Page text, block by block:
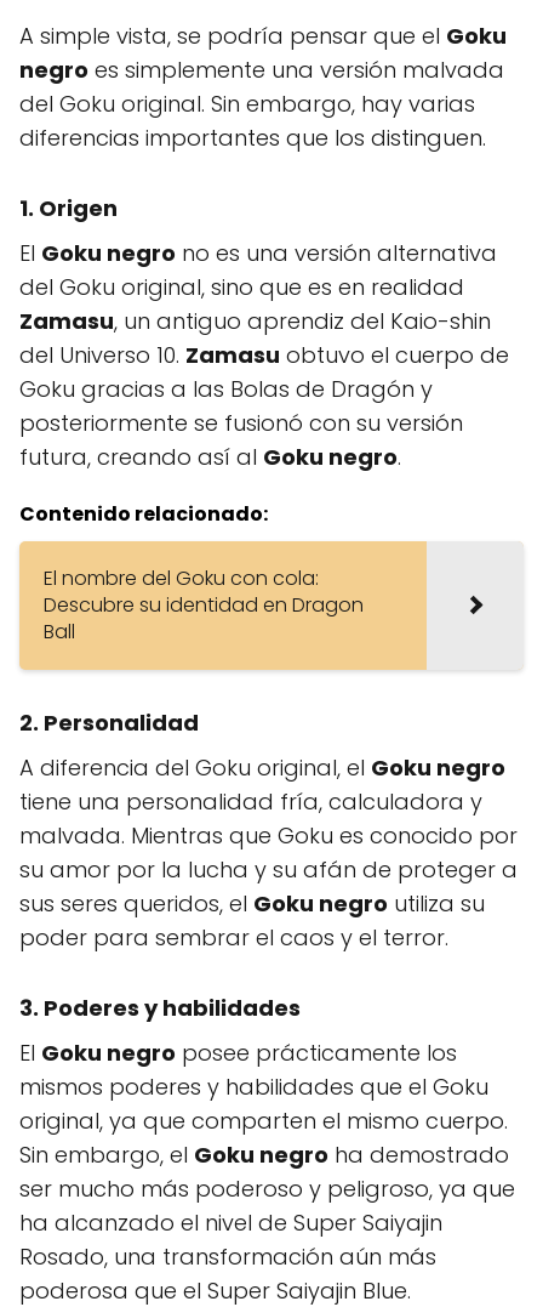
A simple vista, se podría pensar que el Goku
negro es simplemente una versión malvada
del Goku original. Sin embargo, hay varias
diferencias importantes que los distinguen.
1. Origen
El Goku negro no es una versión alternativa
del Goku original, sino que es en realidad
Zamasu, un antiguo aprendiz del Kaio-shin
del Universo 10. Zamasu obtuvo el cuerpo de
Goku gracias a las Bolas de Dragón y
posteriormente se fusionó con su versión
futura, creando así al Goku negro.
Contenido relacionado:
El nombre del Goku con cola:
Descubre su identidad en Dragon
Ball
2. Personalidad
A diferencia del Goku original, el Goku negro
tiene una personalidad fría, calculadora y
malvada. Mientras que Goku es conocido por
su amor por la lucha y su afán de proteger a
sus seres queridos, el Goku negro utiliza su
poder para sembrar el caos y el terror.
3. Poderes y habilidades
El Goku negro posee prácticamente los
mismos poderes y habilidades que el Goku
original, ya que comparten el mismo cuerpo.
Sin embargo, el Goku negro ha demostrado
ser mucho más poderoso y peligroso, ya que
ha alcanzado el nivel de Super Saiyajin
Rosado, una transformación aún más
poderosa que el Super Saiyajin Blue.